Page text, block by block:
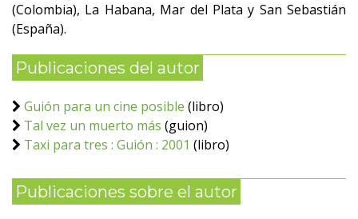
(Colombia), La Habana, Mar del Plata y San Sebastián
(España).
Publicaciones del autor
Guión para un cine posible (libro)
Tal vez un muerto más (guion)
Taxi para tres : Guión : 2001 (libro)
Publicaciones sobre el autor